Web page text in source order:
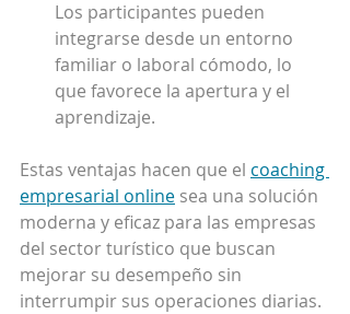
Los participantes pueden
integrarse desde un entorno
familiar o laboral cómodo, lo
que favorece la apertura y el
aprendizaje.
Estas ventajas hacen que el coaching
empresarial online sea una solución
moderna y eficaz para las empresas
del sector turístico que buscan
mejorar su desempeño sin
interrumpir sus operaciones diarias.